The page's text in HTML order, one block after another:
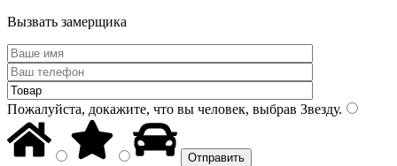
Вызвать замерщика
Пожалуйста, докажите, что вы человек, выбрав Звезду.